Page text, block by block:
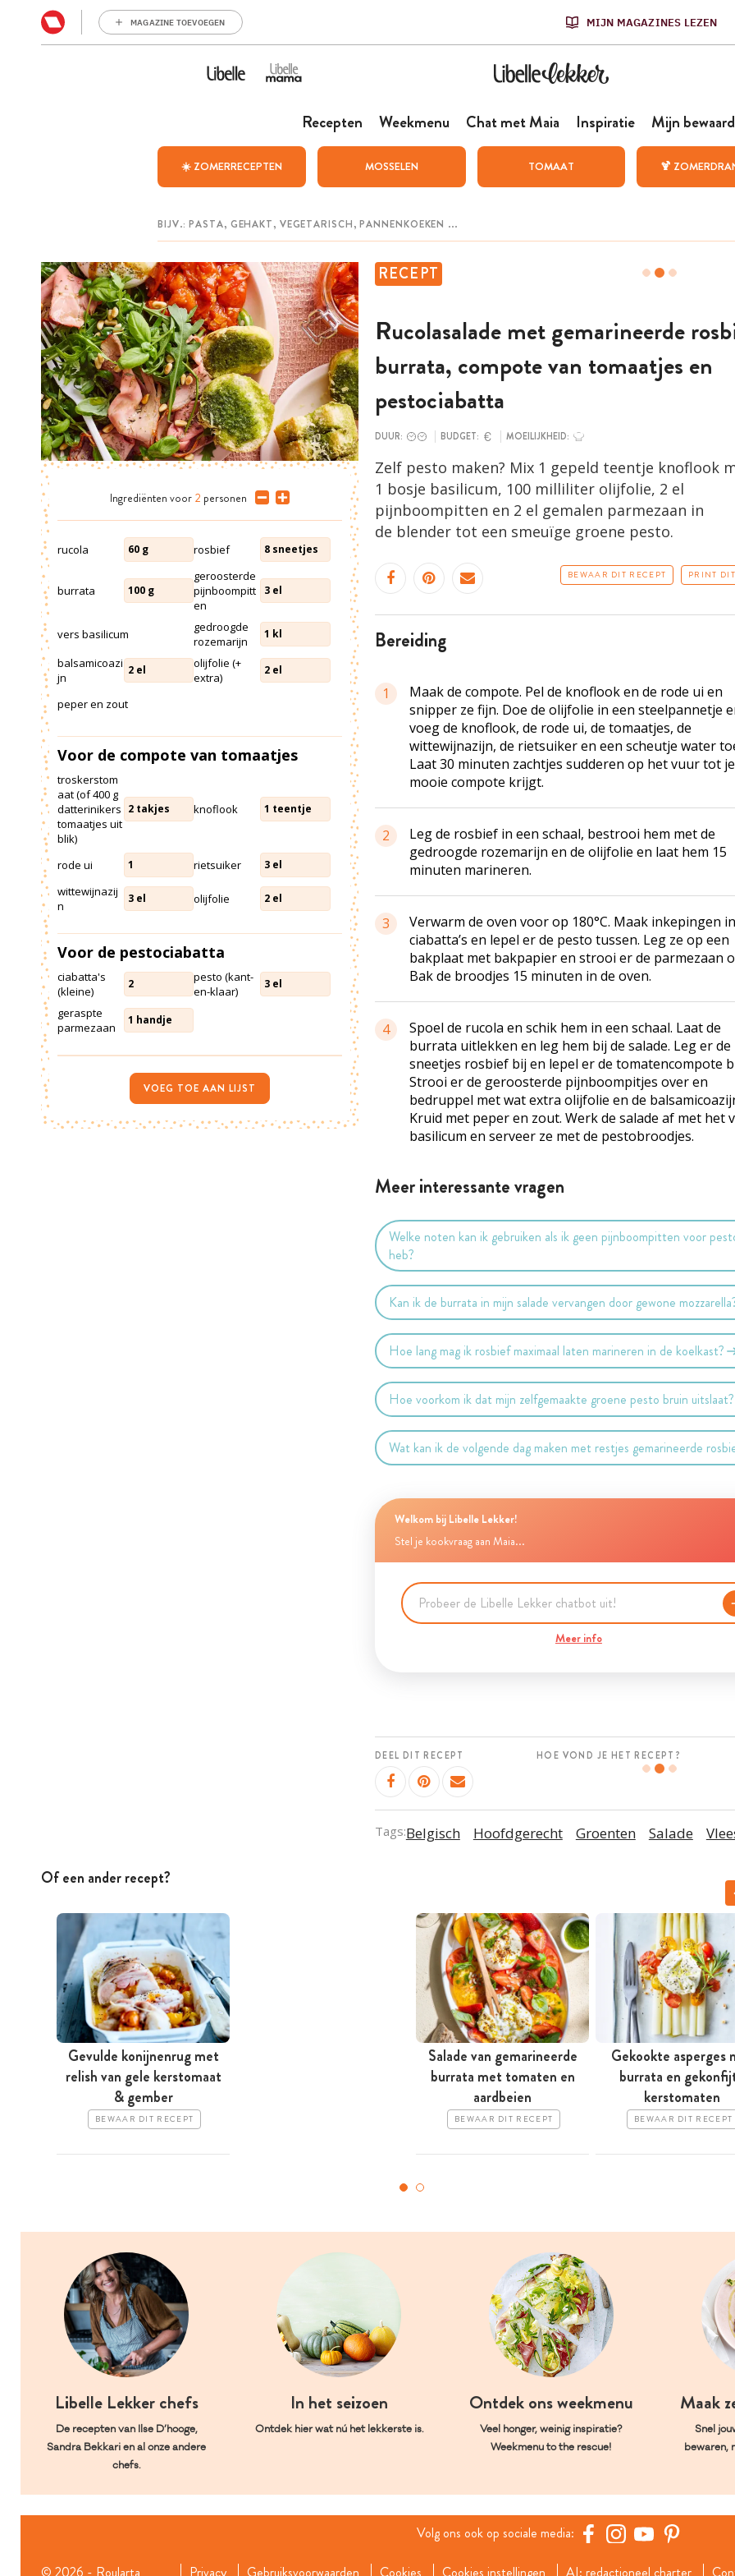
MAGAZINE TOEVOEGEN MIJN MAGAZINES LEZEN
Recepten Weekmenu Chat met Maia Inspiratie Mijn
☀️ ZOMERRECEPTEN MOSSELEN TOMAAT 🍹
RECEPT
Rucolasalade met gemarineerde
burrata, compote van tomaatjes en
pestociabatta
DUUR: BUDGET: MOEILIJKHEID:
Zelf pesto maken? Mix 1 gepeld teentje knoflook
1 bosje basilicum, 100 milliliter olijfolie, 2 el
pijnboompitten en 2 el gemalen parmezaan in
de blender tot een smeuïge groene pesto.
BEWAAR DIT RECEPT PRINT
bereiding
1
Maak de compote. Pel de knoflook en de rode ui en
snipper ze fijn. Doe de olijfolie in een steelpannetje
voeg de knoflook, de rode ui, de tomaatjes, de
wittewijnazijn, de rietsuiker en een scheutje water
Laat 30 minuten zachtjes sudderen op het vuur tot
mooie compote krijgt.
2
Leg de rosbief in een schaal, bestrooi hem met de
gedroogde rozemarijn en de olijfolie en laat hem 15
minuten marineren.
3
Verwarm de oven voor op 180°C. Maak inkepingen
ciabatta’s en lepel er de pesto tussen. Leg ze op een
bakplaat met bakpapier en strooi er de parmezaan
Bak de broodjes 15 minuten in de oven.
4
Spoel de rucola en schik hem in een schaal. Laat de
burrata uitlekken en leg hem bij de salade. Leg er de
sneetjes rosbief bij en lepel er de tomatencompote
Strooi er de geroosterde pijnboompitjes over en
bedruppel met wat extra olijfolie en de
Kruid met peper en zout. Werk de salade af met het
basilicum en serveer ze met de pestobroodjes.
Meer interessante vragen
Welke noten kan ik gebruiken als ik geen pijnboompitten voor
heb?
Kan ik de burrata in mijn salade vervangen door gewone
Hoe lang mag ik rosbief maximaal laten marineren in de koelkast?
Hoe voorkom ik dat mijn zelfgemaakte groene pesto bruin uitslaat?
Wat kan ik de volgende dag maken met restjes gemarineerde
Welkom bij Libelle Lekker!
Stel je kookvraag aan Maia...
Meer info
DEEL DIT RECEPT HOE VOND JE HET RECEPT?
Tags:Belgisch Hoofdgerecht Groenten Salade
Ingrediënten voor 2 personen
rucola 60 g rosbief 8 sneetjes
burrata 100 g
geroosterde
pijnboompitt
en
3 el
vers basilicum
gedroogde
rozemarijn
1 kl
balsamicoazi
jn
2 el
olijfolie (+
extra)
2 el
peper en zout
Voor de compote van tomaatjes
troskerstom
aat (of 400 g
datterinikers
tomaatjes uit
blik)
2 takjes knoflook 1 teentje
rode ui 1 rietsuiker 3 el
wittewijnazij
n
3 el olijfolie 2 el
Voor de pestociabatta
ciabatta's
(kleine)
2
pesto (kant-
en-klaar)
3 el
geraspte
parmezaan
1 handje
VOEG TOE AAN LIJST
Of een ander recept?
Gevulde konijnenrug met
relish van gele kerstomaat
& gember
BEWAAR DIT RECEPT
Salade van gemarineerde
burrata met tomaten en
aardbeien
BEWAAR DIT RECEPT
Gekookte asperges
burrata en
kerstomaten
BEWAAR DIT RECEPT
Libelle Lekker chefs
De recepten van Ilse D’hooge,
Sandra Bekkari en al onze andere
chefs.
In het seizoen
Ontdek hier wat nú het lekkerste is.
Ontdek ons weekmenu
Veel honger, weinig inspiratie?
Weekmenu to the rescue!
Maak
Snel
bewaren,
Volg ons ook op sociale media:
© 2026 - Roularta Privacy Gebruiksvoorwaarden Cookies Cookies instellingen AI: redactioneel charter